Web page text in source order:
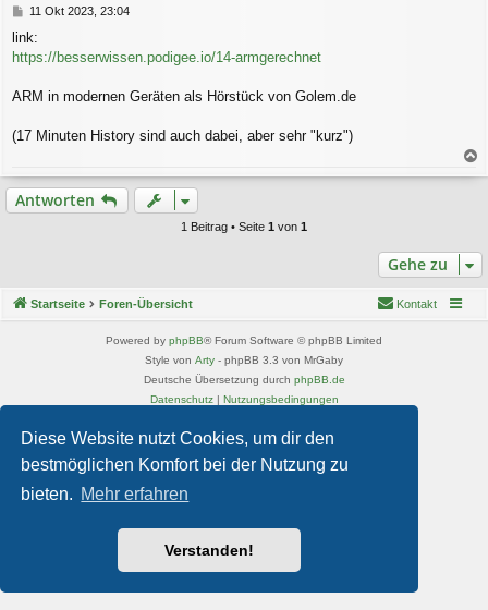
Diese Website nutzt Cookies, um dir den
bestmöglichen Komfort bei der Nutzung zu
bieten. Mehr erfahren
Verstanden!
B
i
t
a
11 Okt 2023, 23:04
link:
https://besserwissen.podigee.io/14-armgerechnet
ARM in modernen Geräten als Hörstück von Golem.de
(17 Minuten History sind auch dabei, aber sehr "kurz")
a
n
Antworten
1 Beitrag • Seite 1 von 1
Gehe zu
Startseite Foren-Übersicht Kontakt
Powered by phpBB® Forum Software © phpBB Limited
Style von Arty - phpBB 3.3 von MrGaby
Deutsche Übersetzung durch phpBB.de
Datenschutz| Nutzungsbedingungen